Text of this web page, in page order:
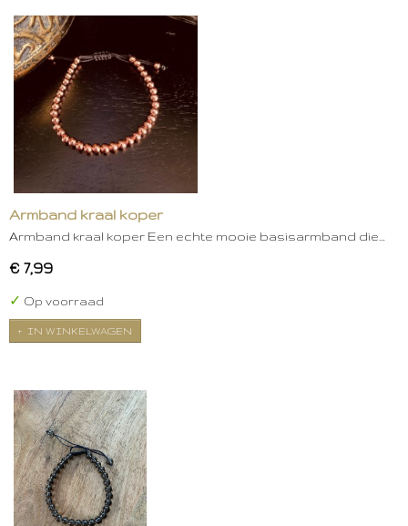
Armband kraal koper
Armband kraal koper Een echte mooie basisarmband die…
€ 7,99
✓ Op voorraad
IN WINKELWAGEN